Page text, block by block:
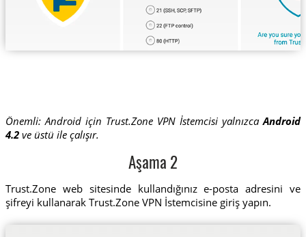
Önemli: Android için Trust.Zone VPN İstemcisi yalnızcaAndroid
4.2ve üstü ile çalışır.
Aşama 2
Trust.Zone web sitesinde kullandığınız e-posta adresini ve
şifreyi kullanarak Trust.Zone VPN İstemcisine giriş yapın.